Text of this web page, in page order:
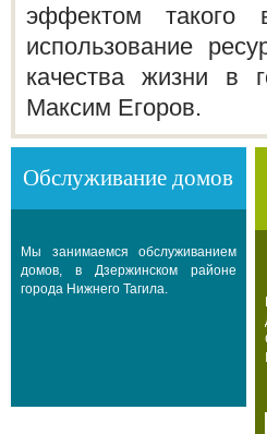
эффектом такого
использование
качества жизни в
Максим Егоров.
Обслуживание домов
Мы занимаемся обслуживанием
домов, в Дзержинском районе
города Нижнего Тагила.